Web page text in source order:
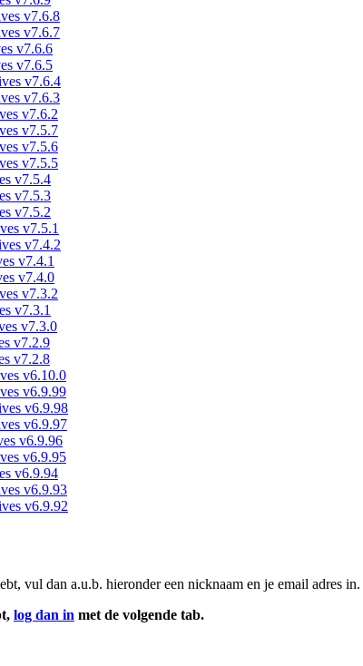
v7.6.8
v7.6.7
v7.6.6
v7.6.5
v7.6.4
v7.6.3
v7.6.2
v7.5.7
v7.5.6
v7.5.5
v7.5.4
v7.5.3
v7.5.2
v7.5.1
v7.4.2
v7.4.1
v7.4.0
v7.3.2
v7.3.1
v7.3.0
v7.2.9
v7.2.8
v6.10.0
v6.9.99
v6.9.98
v6.9.97
v6.9.96
v6.9.95
v6.9.94
v6.9.93
v6.9.92
vul dan a.u.b. hieronder een nicknaam en je email adres in.
log dan in met de volgende tab.